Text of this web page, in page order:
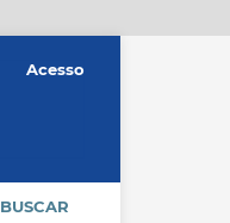
BUSCAR
Acesso